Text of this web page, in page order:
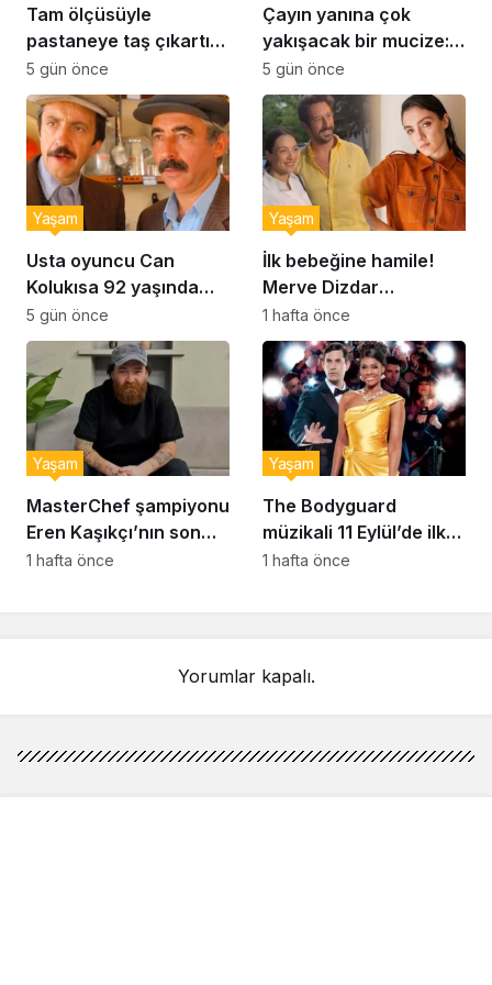
Tam ölçüsüyle
pastaneye taş çıkartır:
Şekerpare tarifi
5 gün önce
Çayın yanına çok
yakışacak bir mucize:
Brownie tadında ıslak
kurabiye tarifi…
5 gün önce
Usta oyuncu Can
Kolukısa 92 yaşında
hayatını kaybetti
Yaşam
5 gün önce
İlk bebeğine hamile!
Merve Dizdar
sessizliğini bozdu: ‘İsim
bulmak çok zor’
Yaşam
1 hafta önce
MasterChef şampiyonu
Eren Kaşıkçı’nın son
anlarındaki kahreden
Yaşam
1 hafta önce
The Bodyguard
müzikali 11 Eylül’de ilk
kez Türkiye’de
Yaşam
1 hafta önce
Yorumlar kapalı.